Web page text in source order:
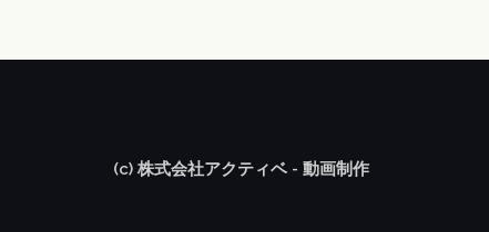
(c) 株式会社アクティベ - 動画制作